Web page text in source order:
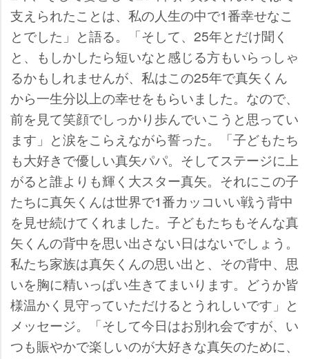
支えられたことは、私の人生の中で1番幸せなこ
とでした」と語る。「そして、25年とだけ聞く
と、もしかしたら短いなと感じる方もいらっしゃ
るかもしれませんが、私はこの25年で真矢くん
から一生分以上の幸せをもらいました。なので、
前を見て笑顔でしっかり歩んでいこうと思ってい
ます」と涙をこらえながら誓った。「子どもたち
も大好きで優しい真矢パパ。そしてステージに上
がると誰よりも輝く大スター真矢。それにこの子
たちに真矢くんは世界で1番カッコいい戦う背中
を見せ続けてくれました。子どもたちもそんな真
矢くんの背中を思い出さない日はないでしょう。
私たち家族は真矢くんの思い出と、その背中、思
いを胸に精いっぱい生きてまいります。どうか皆
様温かく見守っていただけるとうれしいです」と
メッセージ。「そして今日はお別れ会ですが、い
つも賑やかで楽しいのが大好きな真矢のために、